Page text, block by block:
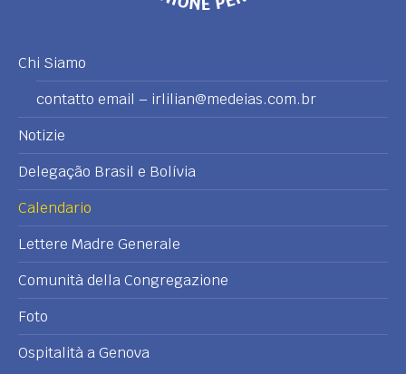
Chi Siamo
contatto email – irlilian@medeias.com.br
Notizie
Delegação Brasil e Bolívia
Calendario
Lettere Madre Generale
Comunità della Congregazione
Foto
Ospitalità a Genova